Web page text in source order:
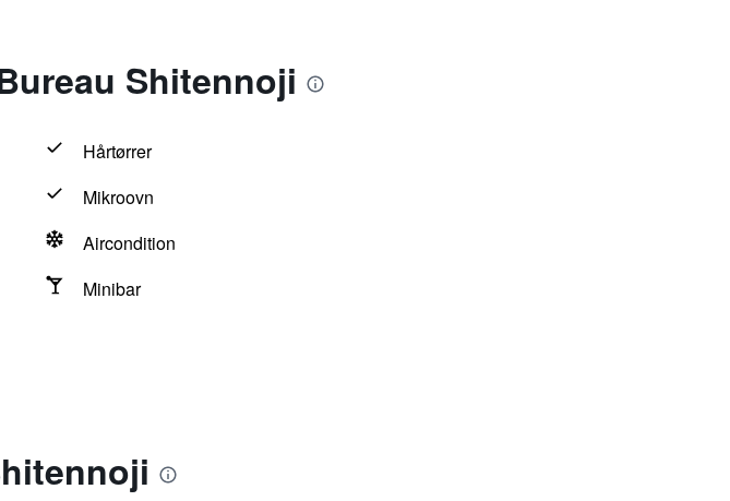
Shitennoji
Hårtørrer
Mikroovn
Aircondition
Minibar